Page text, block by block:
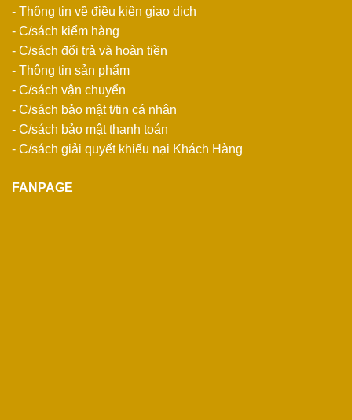
- Thông tin về điều kiện giao dịch
- C/sách kiểm hàng
- C/sách đổi trả và hoàn tiền
- Thông tin sản phẩm
- C/sách vận chuyển
- C/sách bảo mật t/tin cá nhân
- C/sách bảo mật thanh toán
- C/sách giải quyết khiếu nại Khách Hàng
FANPAGE